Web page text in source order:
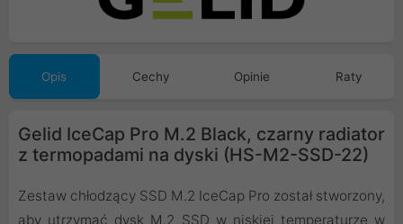
Opis Cechy Opinie Raty
Gelid IceCap Pro M.2 Black, czarny radiator
z termopadami na dyski (HS-M2-SSD-22)
Zestaw chłodzący SSD M.2 IceCap Pro został stworzony,
aby utrzymać dysk M.2 SSD w niskiej temperaturze w